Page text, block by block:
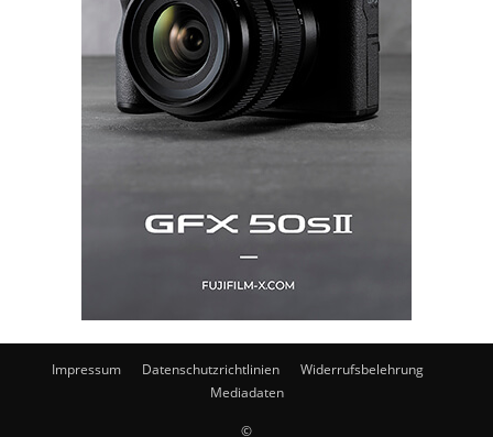
Impressum Datenschutzrichtlinien
Widerrufsbelehrung
Mediadaten
©